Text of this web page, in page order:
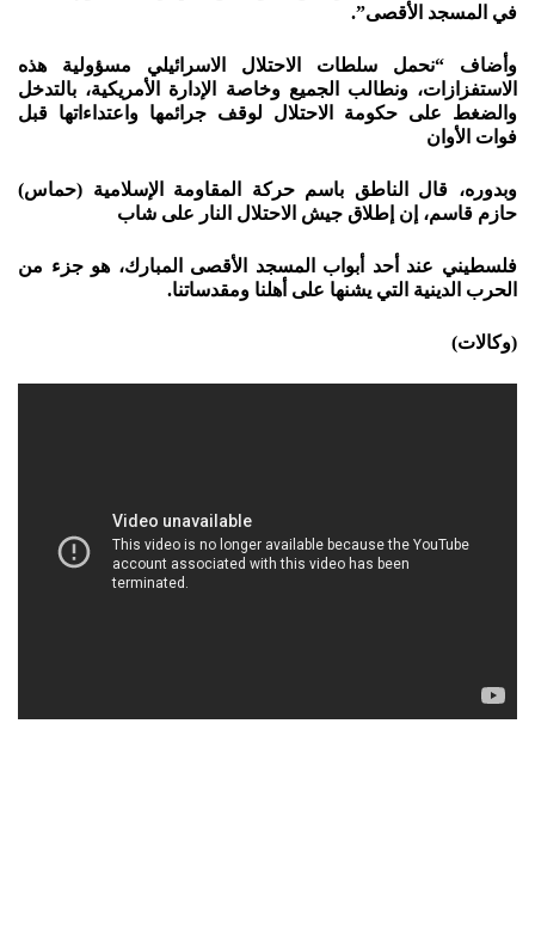
في المسجد الأقصى”.
وأضاف “نحمل سلطات الاحتلال الاسرائيلي مسؤولية هذه
الاستفزازات، ونطالب الجميع وخاصة الإدارة الأمريكية، بالتدخل
والضغط على حكومة الاحتلال لوقف جرائمها واعتداءاتها قبل
فوات الأوان
وبدوره، قال الناطق باسم حركة المقاومة الإسلامية (حماس)
حازم قاسم، إن إطلاق جيش الاحتلال النار على شاب
فلسطيني عند أحد أبواب المسجد الأقصى المبارك، هو جزء من
الحرب الدينية التي يشنها على أهلنا ومقدساتنا.
(وكالات)